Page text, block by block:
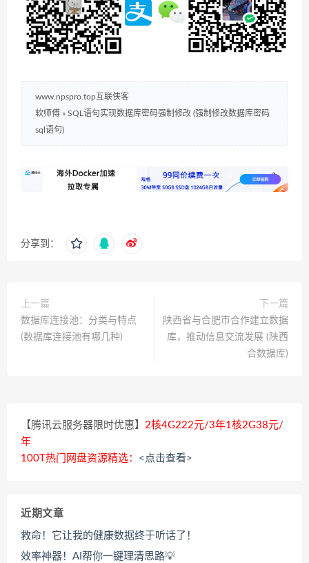
www.npspro.top互联侠客
软师傅 » SQL语句实现数据库密码强制修改 (强制修改数据库密码
sql语句)
分享到：
上一篇
数据库连接池：分类与特点
(数据库连接池有哪几种)
下一篇
陕西省与合肥市合作建立数据
库，推动信息交流发展 (陕西
合数据库)
【腾讯云服务器限时优惠】 2核4G222元/3年1核2G38元/
年
100T热门网盘资源精选： <点击查看>
近期文章
救命！它让我的健康数据终于听话了！
效率神器！AI帮你一键理清思路💡